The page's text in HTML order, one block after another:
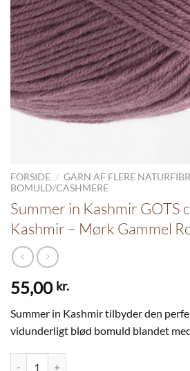
FORSIDE / GARN AF FLERE
BOMULD/CASHMERE
Summer in Kashmir GOTS
Kashmir – Mørk Gammel
55,00 kr.
Summer in Kashmir tilbyder den
vidunderligt blød bomuld blandet